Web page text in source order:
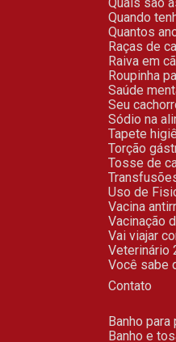
Quando
Quantos
Raças de
Raiva em
Roupinha
Saúde
Seu
Sódio na
Tapete
Torção
Tosse de
Uso de
Vacina
Vai viajar
Você
Contato
Banho
Banho e